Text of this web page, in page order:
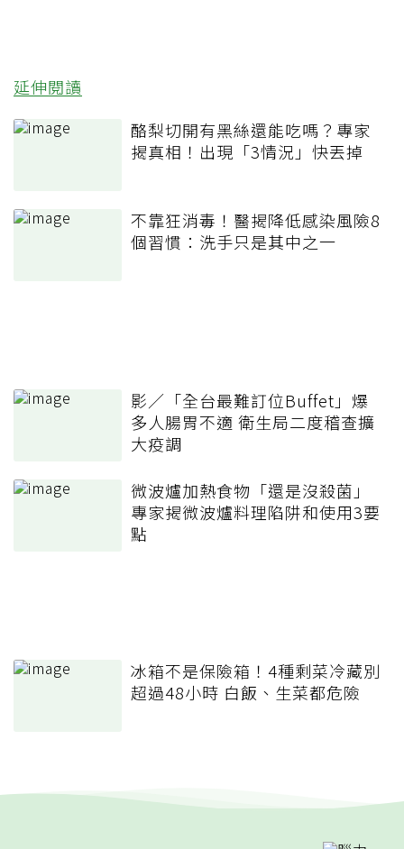
延伸閱讀
酪梨切開有黑絲還能吃嗎？專家
揭真相！出現「3情況」快丟掉
不靠狂消毒！醫揭降低感染風險8
個習慣：洗手只是其中之一
影／「全台最難訂位Buffet」爆
多人腸胃不適 衛生局二度稽查擴
大疫調
微波爐加熱食物「還是沒殺菌」
專家揭微波爐料理陷阱和使用3要
點
冰箱不是保險箱！4種剩菜冷藏別
超過48小時 白飯、生菜都危險